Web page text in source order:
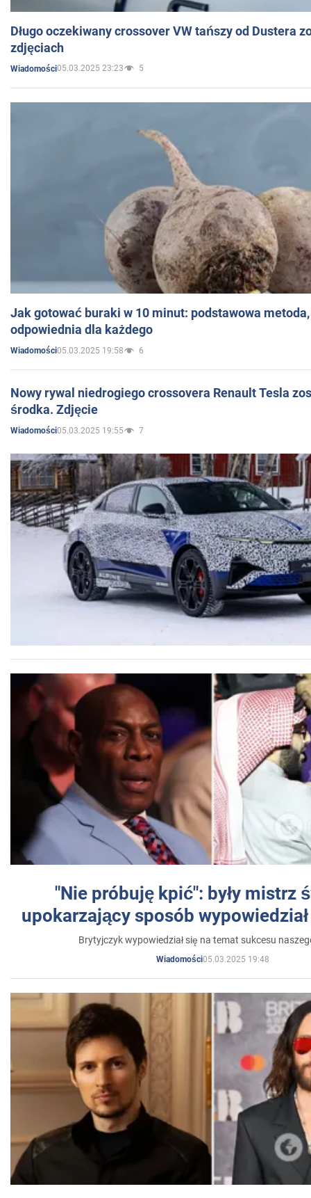
Długo oczekiwany crossover VW tańszy od Dustera
zdjęciach
Wiadomości05.03.2025 23:23 5
Jak gotować buraki w 10 minut: podstawowa
odpowiednia dla każdego
Wiadomości05.03.2025 19:58 6
Nowy rywal niedrogiego crossovera Renault Tesla
środka. Zdjęcie
Wiadomości05.03.2025 19:55 7
"Nie próbuję kpić": były mistrz
upokarzający sposób
Brytyjczyk wypowiedział się na temat sukcesu
Wiadomości05.03.2025 19:48